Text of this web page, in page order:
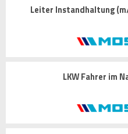
Leiter Instandhaltung
LKW Fahrer im